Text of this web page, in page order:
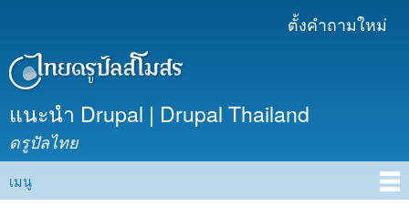
เนื้อหา
ตั้งคำถามใหม่
แนะนำ Drupal | Drupal Thailand
ดรูปัลไทย
Main menu
เมนู